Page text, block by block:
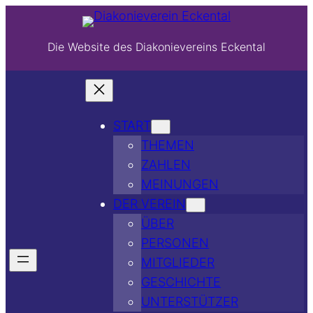
Die Website des Diakonievereins Eckental
START
THEMEN
ZAHLEN
MEINUNGEN
DER VEREIN
ÜBER
PERSONEN
MITGLIEDER
GESCHICHTE
UNTERSTÜTZER